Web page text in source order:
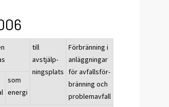
till
avstjälp-
ningsplats
Förbränning i
anläggningar
för avfallsför-
bränning och
problemavfall
som
energi